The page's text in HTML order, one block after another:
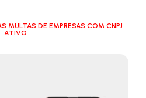
MULTAS DE EMPRESAS COM CNPJ
ATIVO